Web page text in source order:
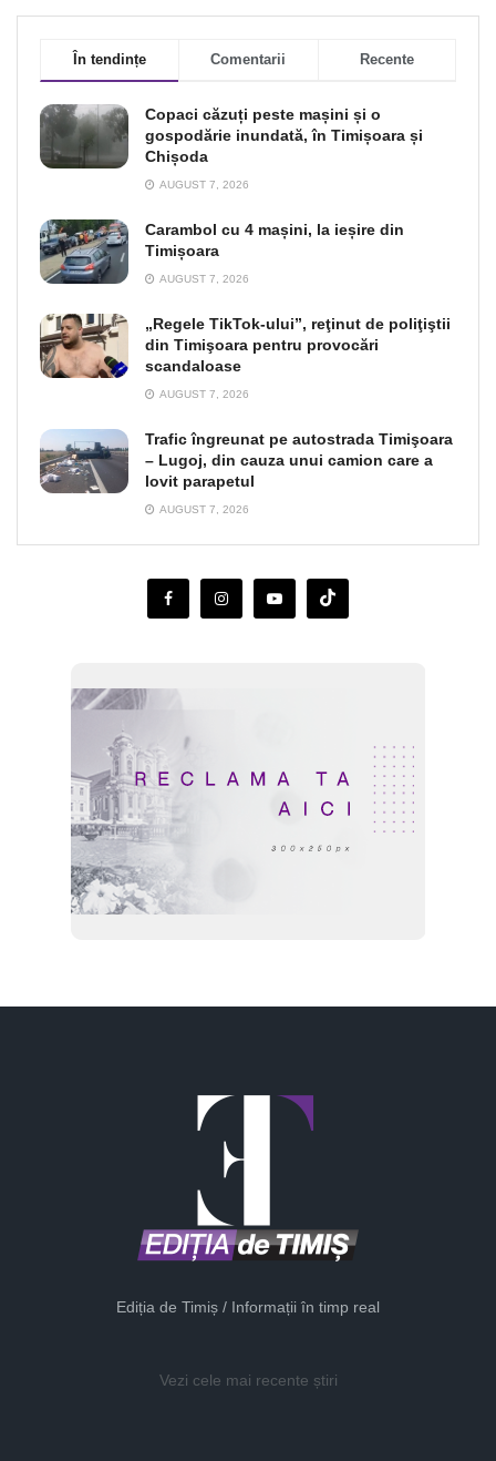
În tendințe Comentarii Recente
Copaci căzuți peste mașini și o
gospodărie inundată, în Timișoara și
Chișoda
AUGUST 7, 2026
Carambol cu 4 mașini, la ieșire din
Timișoara
AUGUST 7, 2026
„Regele TikTok-ului”, reţinut de poliţiştii
din Timişoara pentru provocări
scandaloase
AUGUST 7, 2026
Trafic îngreunat pe autostrada Timişoara
– Lugoj, din cauza unui camion care a
lovit parapetul
AUGUST 7, 2026
Ediția de Timiș / Informații în timp real
Vezi cele mai recente știri